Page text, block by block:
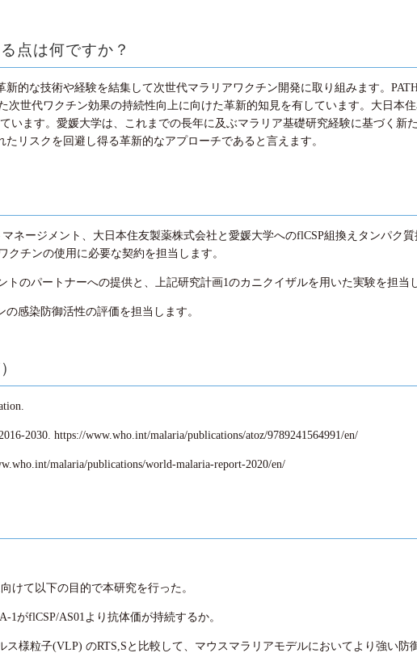
点は何ですか？
的な技術や経験を結集して次世代マラリアワクチン開発に取り組みます。
次世代ワクチン効果の持続性向上に向けた革新的知見を有しています。大日本
います。愛媛大学は、これまでの長年に及ぶマラリア基礎研究経験に基づく新
たリスクを回避し得る革新的なアプローチであると言えます。
ネージメント、大日本住友製薬株式会社と愛媛大学へのflCSP組換えタンパク
クチンの使用に必要な契約を担当します。
トのパートナーへの提供と、上記研究計画1のカニクイザルを用いた実験を担当
感染防御活性の評価を担当します。
2030. https://www.who.int/malaria/publications/atoz/9789241564991/en/
malaria/publications/world-malaria-report-2020/en/
けて以下の目的で本研究を行った。
1がflCSP/AS01より抗体価が持続するか。
ス様粒子(VLP) のRTS,Sと比較して、マウスマラリアモデルにおいてより強い防